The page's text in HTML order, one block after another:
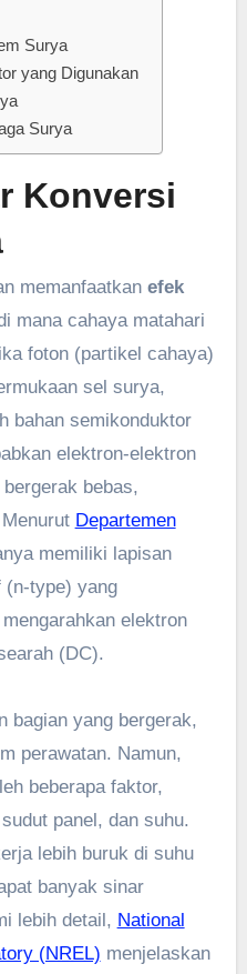
Surya
yang Digunakan
Surya
Konversi
memanfaatkan efek
mana cahaya matahari
foton (partikel cahaya)
sel surya,
bahan semikonduktor
elektron-elektron
bebas,
Departemen
memiliki lapisan
(n-type) yang
elektron
(DC).
bagian yang bergerak,
perawatan. Namun,
beberapa faktor,
panel, dan suhu.
lebih buruk di suhu
banyak sinar
lebih detail, National
(NREL) menjelaskan